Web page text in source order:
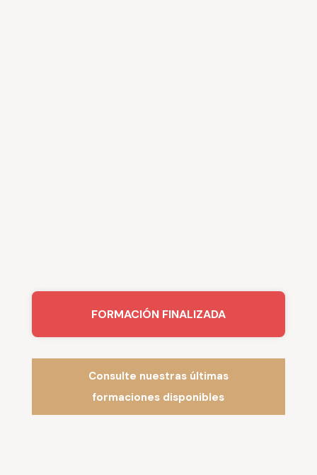
FORMACIÓN FINALIZADA
Consulte nuestras últimas
formaciones disponibles